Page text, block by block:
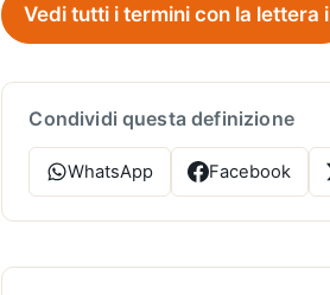
Vedi tutti i termini con la lettera i
Condividi questa definizione
WhatsApp Facebook